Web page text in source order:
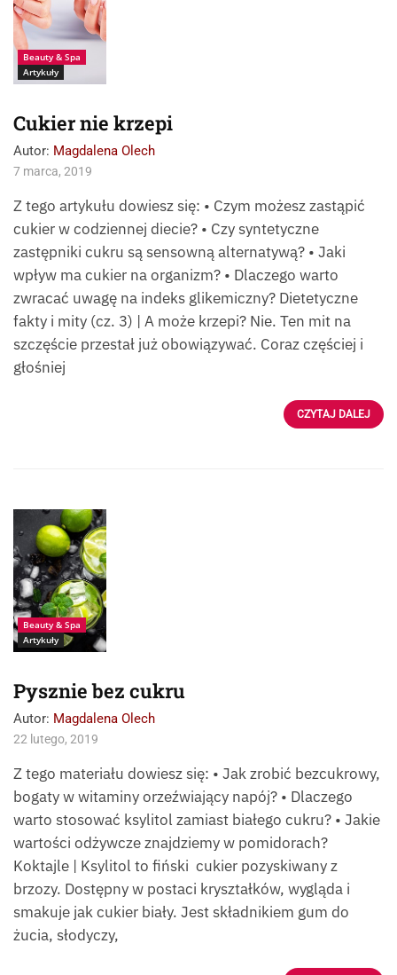
Beauty & Spa
Artykuły
Cukier nie krzepi
Autor: Magdalena Olech
7 marca, 2019
Z tego artykułu dowiesz się: • Czym możesz zastąpić
cukier w codziennej diecie? • Czy syntetyczne
zastępniki cukru są sensowną alternatywą? • Jaki
wpływ ma cukier na organizm? • Dlaczego warto
zwracać uwagę na indeks glikemiczny? Dietetyczne
fakty i mity (cz. 3) | A może krzepi? Nie. Ten mit na
szczęście przestał już obowiązywać. Coraz częściej i
głośniej
CZYTAJ DALEJ
fotolia_sea_wave
Beauty & Spa
Artykuły
Pysznie bez cukru
Autor: Magdalena Olech
22 lutego, 2019
Z tego materiału dowiesz się: • Jak zrobić bezcukrowy,
bogaty w witaminy orzeźwiający napój? • Dlaczego
warto stosować ksylitol zamiast białego cukru? • Jakie
wartości odżywcze znajdziemy w pomidorach?
Koktajle | Ksylitol to fiński cukier pozyskiwany z
brzozy. Dostępny w postaci kryształków, wygląda i
smakuje jak cukier biały. Jest składnikiem gum do
żucia, słodyczy,